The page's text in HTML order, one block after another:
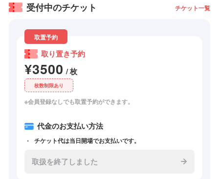
受付中のチケット チケット一覧
取置予約
取り置き予約
¥3500 / 枚
枚数制限あり
※会員登録なしでも取置予約ができます。
代金のお支払い方法
チケット代は当日開場でお支払いです。
取扱を終了しました